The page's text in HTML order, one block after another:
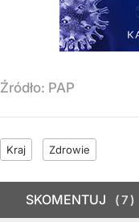
Źródło: PAP
Kraj Zdrowie
SKOMENTUJ 7